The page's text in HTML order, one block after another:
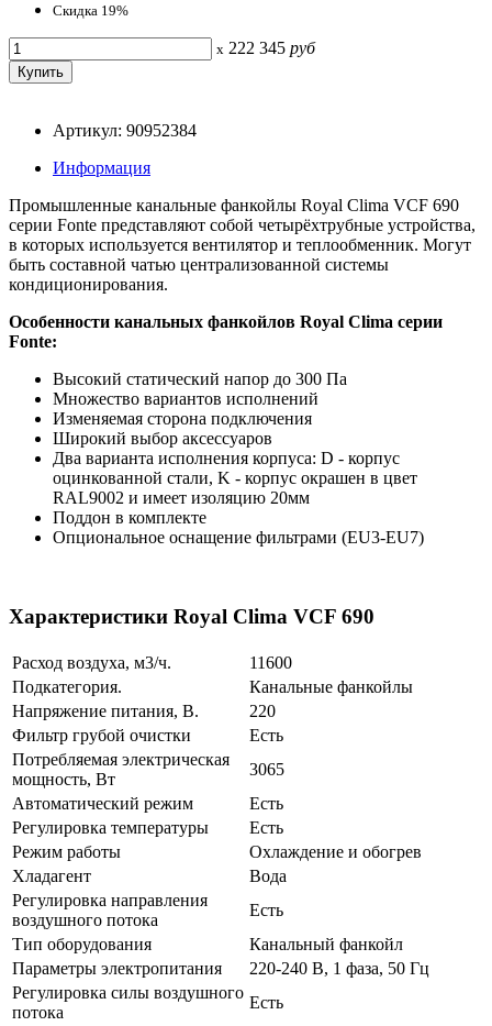
Скидка 19%
x 222 345 руб
Артикул: 90952384
Информация
Промышленные канальные фанкойлы Royal Clima VCF 690
серии Fonte представляют собой четырёхтрубные устройства,
в которых используется вентилятор и теплообменник. Могут
быть составной чатью централизованной системы
кондиционирования.
Особенности канальных фанкойлов Royal Clima серии
Fonte:
Высокий статический напор до 300 Па
Множество вариантов исполнений
Изменяемая сторона подключения
Широкий выбор аксессуаров
Два варианта исполнения корпуса: D - корпус
оцинкованной стали, K - корпус окрашен в цвет
RAL9002 и имеет изоляцию 20мм
Поддон в комплекте
Опциональное оснащение фильтрами (EU3-EU7)
Характеристики Royal Clima VCF 690
Расход воздуха, м3/ч.
11600
Подкатегория.
Канальные фанкойлы
Напряжение питания, В.
220
Фильтр грубой очистки
Есть
Потребляемая электрическая
мощность, Вт
3065
Автоматический режим
Есть
Регулировка температуры
Есть
Режим работы
Охлаждение и обогрев
Хладагент
Вода
Регулировка направления
воздушного потока
Есть
Тип оборудования
Канальный фанкойл
Параметры электропитания
220-240 В, 1 фаза, 50 Гц
Регулировка силы воздушного
потока
Есть